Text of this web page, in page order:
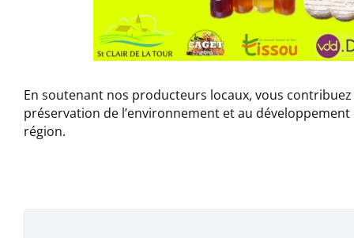
En soutenant nos producteurs locaux, vous
préservation de l’environnement et au
région.